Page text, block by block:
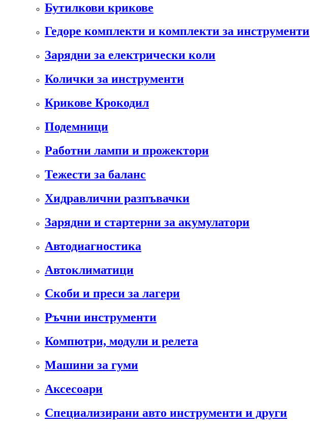
Бутилкови крикове
Гедоре комплекти и комплекти за инструменти
Зарядни за електрически коли
Колички за инструменти
Крикове Крокодил
Подемници
Работни лампи и прожектори
Тежести за баланс
Хидравлични разпъвачки
Зарядни и стартерни за акумулатори
Автодиагностика
Автоклиматици
Скоби и преси за лагери
Ръчни инструменти
Компютри, модули и релета
Машини за гуми
Аксесоари
Специализирани авто инструменти и други